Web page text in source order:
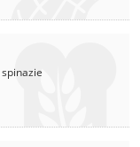
spinazie